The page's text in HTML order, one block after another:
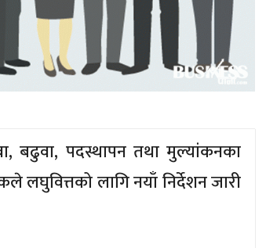
बढुवा, पदस्थापन तथा मुल्यांकनका
लघुवित्तको लागि नयाँ निर्देशन जारी